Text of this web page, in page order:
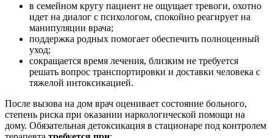
в семейном кругу пациент не ощущает тревоги, охотно
идет на диалог с психологом, спокойно реагирует на
манипуляции врача;
поддержка родных помогает обеспечить полноценный
уход;
сокращается время лечения, близким не требуется
решать вопрос транспортировки и доставки человека с
тяжелой интоксикацией.
После вызова на дом врач оценивает состояние больного,
степень риска при оказании наркологической помощи на
дому. Обязательная детоксикация в стационаре под контролем